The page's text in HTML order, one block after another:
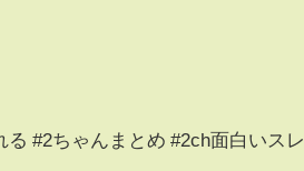
#2ちゃんまとめ #2ch面白いスレ